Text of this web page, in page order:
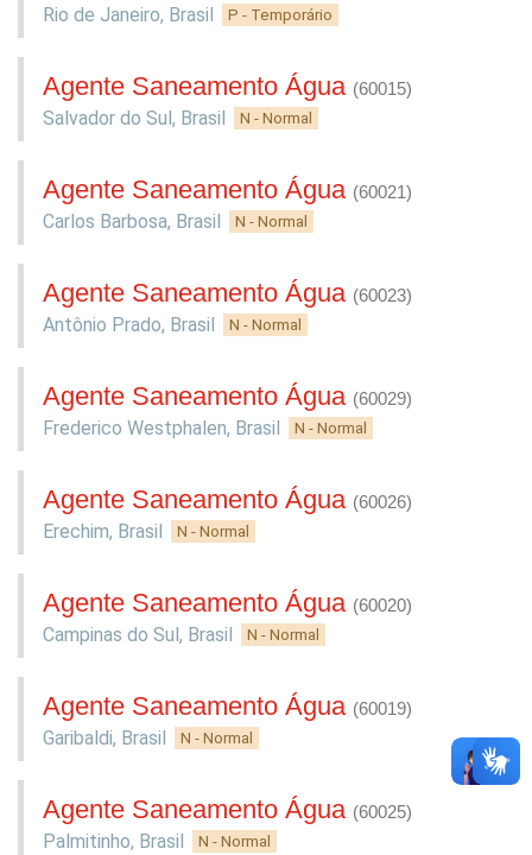
Rio de Janeiro, Brasil P - Temporário
Agente Saneamento Água (60015)
Salvador do Sul , Brasil N - Normal
Agente Saneamento Água (60021)
Carlos Barbosa, Brasil N - Normal
Agente Saneamento Água (60023)
Antônio Prado, Brasil N - Normal
Agente Saneamento Água (60029)
Frederico Westphalen, Brasil N - Normal
Agente Saneamento Água (60026)
Erechim, Brasil N - Normal
Agente Saneamento Água (60020)
Campinas do Sul , Brasil N - Normal
Agente Saneamento Água (60019)
Garibaldi, Brasil N - Normal
Agente Saneamento Água (60025)
Palmitinho, Brasil N - Normal